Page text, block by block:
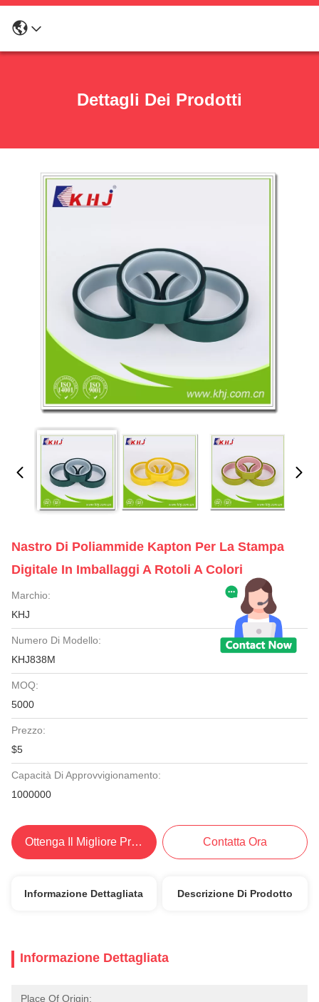
Dettagli Dei Prodotti
Nastro Di Poliammide Kapton Per La Stampa
Digitale In Imballaggi A Rotoli A Colori
Marchio:
KHJ
Numero Di Modello:
KHJ838M
MOQ:
5000
Prezzo:
$5
Capacità Di Approvvigionamento:
1000000
Ottenga Il Migliore Prezzo Contatta Ora
Informazione Dettagliata Descrizione Di Prodotto
Informazione Dettagliata
Place Of Origin: